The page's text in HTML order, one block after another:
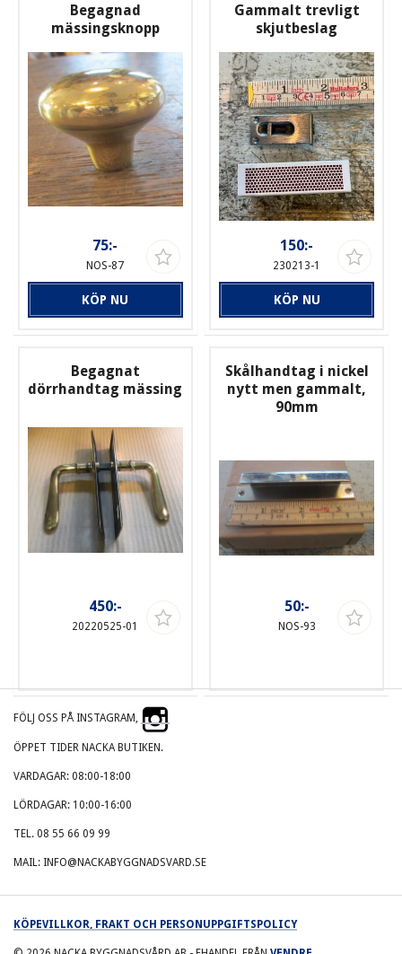
Begagnad
mässingsknopp
75:-
NOS-87
KÖP NU
Gammalt trevligt
skjutbeslag
150:-
230213-1
KÖP NU
Begagnat
dörrhandtag mässing
450:-
20220525-01
Skålhandtag i nickel
nytt men gammalt,
90mm
50:-
NOS-93
FÖLJ OSS PÅ INSTAGRAM,
ÖPPET TIDER NACKA BUTIKEN.
VARDAGAR: 08:00-18:00
LÖRDAGAR: 10:00-16:00
TEL. 08 55 66 09 99
MAIL: INFO@NACKABYGGNADSVARD.SE
KÖPEVILLKOR, FRAKT OCH PERSONUPPGIFTSPOLICY